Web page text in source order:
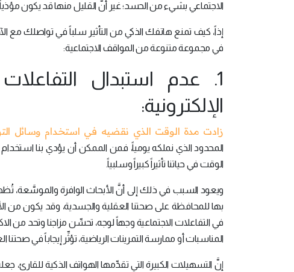
الاجتماعي بشيء من الحسد؛ غير أنَّ القليل منها قد يكون
إذاً، كيف تمنع هاتفك الذكي من التأثير سلباً في تواصلك مع
في مجموعة متنوعة من المواقف الاجتماعية:
1. عدم استبدال
الإلكترونية:
زادت مدة الوقت الذي نقضيه في استخدام وسائل
المحدود الذي نملكه يومياً، فمن الممكن أن يؤدي بنا
الوقت في حياتنا تأثيراً كبيراً وسلبياً.
ويعود السبب في ذلك إلى أنَّ الأبحاث الوافرة والموسَّعة،
بها للمحافظة على صحتنا العقلية والجسدية، وقد يكون من
في التفاعلات الاجتماعية وجهاً لوجه، تحسِّن مزاجنا وتحد
المناسبات أو ممارسة التمرينات الرياضية، تؤثِّر إيجاباً في